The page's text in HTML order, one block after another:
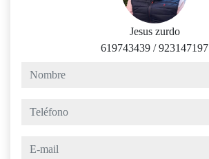
Jesus zurdo
619743439 /923147197
nombre
teléfono
e-mail